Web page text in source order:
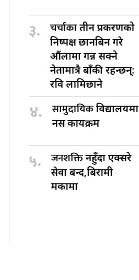
३. चर्चाकातीन प्रकरणको
निष्पक्ष छानबिन गरे
औंलामा गन्न सक्ने
नेतामात्रै बाँकी रहन्छन्:
रवि लामिछाने
४. सामुदायिकविद्यालयमा
नर्स कार्यक्रम
५. जनशक्तिनहुँदा एक्सरे
सेवा बन्द,बिरामी
मर्कामा